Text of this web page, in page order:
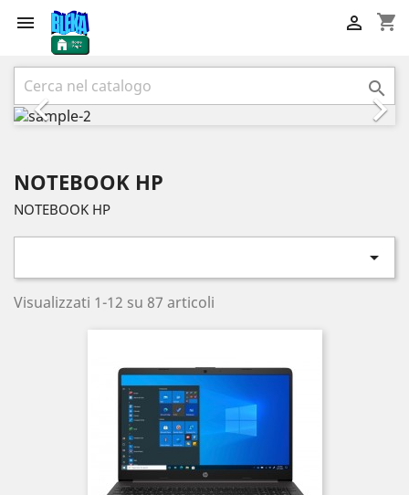
 shopping_cart



Precedente

NOTEBOOK HP
NOTEBOOK HP

Visualizzati 1-12 su 87 articoli